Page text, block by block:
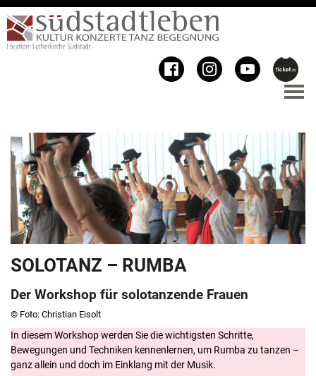
SOLOTANZ – RUMBA
Der Workshop für solotanzende Frauen
© Foto: Christian Eisolt
In diesem Workshop werden Sie die wichtigsten Schritte,
Bewegungen und Techniken kennenlernen, um Rumba zu tanzen –
ganz allein und doch im Einklang mit der Musik.